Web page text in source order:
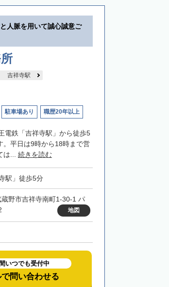
人脈を用いて誠心誠意ご
吉祥寺駅
駐車場あり 職歴20年以上
電鉄「吉祥寺駅」から徒歩5
。平日は9時から18時まで営
は... 続きを読む
駅」徒歩5分
野市吉祥寺南町1-30-1 パ
地図
いつでも受付中
問い合わせる